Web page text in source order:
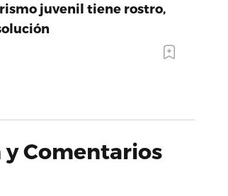
juvenil tiene rostro,
Comentarios